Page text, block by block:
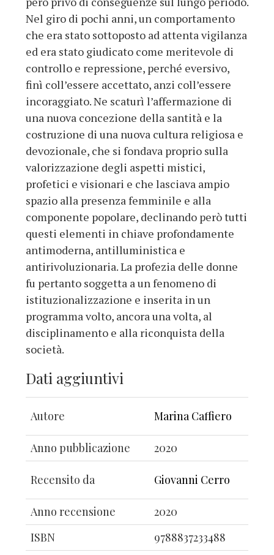
Nel giro di pochi anni, un comportamento
che era stato sottoposto ad attenta vigilanza
ed era stato giudicato come meritevole di
controllo e repressione, perché eversivo,
finì coll’essere accettato, anzi coll’essere
incoraggiato. Ne scaturì l’affermazione di
una nuova concezione della santità e la
costruzione di una nuova cultura religiosa e
devozionale, che si fondava proprio sulla
valorizzazione degli aspetti mistici,
profetici e visionari e che lasciava ampio
spazio alla presenza femminile e alla
componente popolare, declinando però tutti
questi elementi in chiave profondamente
antimoderna, antilluministica e
antirivoluzionaria. La profezia delle donne
fu pertanto soggetta a un fenomeno di
istituzionalizzazione e inserita in un
programma volto, ancora una volta, al
disciplinamento e alla riconquista della
società.
Dati aggiuntivi
Autore Marina Caffiero
Anno pubblicazione 2020
Recensito da Giovanni Cerro
Anno recensione
2020
ISBN
9788837233488